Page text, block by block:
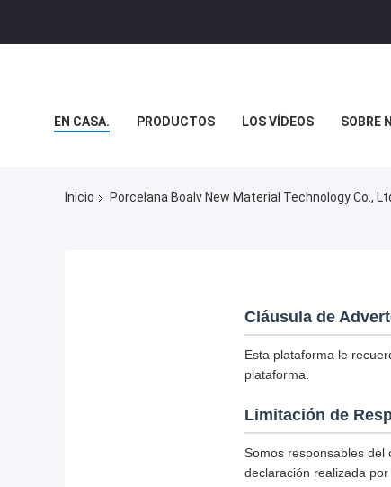
EN CASA. PRODUCTOS LOS VÍDEOS SOBRE
Inicio Porcelana Boalv New Material Technology Co.,
Cláusula de
Esta plataforma le
plataforma.
Limitación de
Somos responsables del
declaración realizada